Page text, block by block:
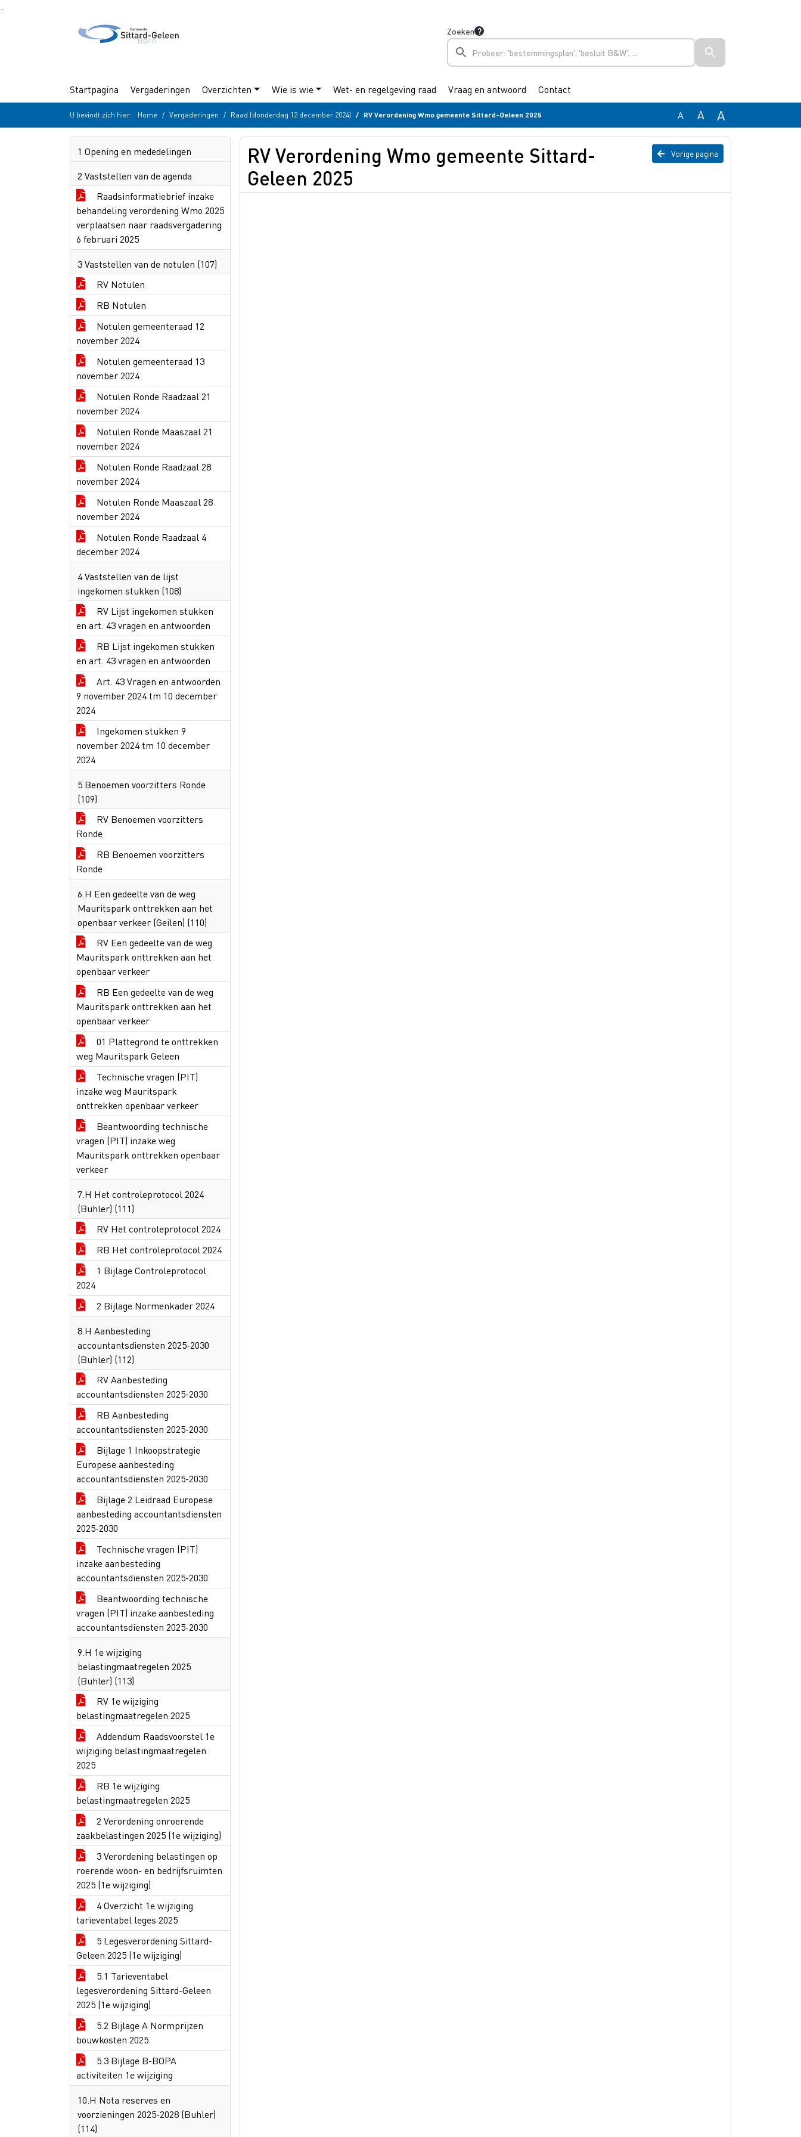
Zoeken
Startpagina Vergaderingen Overzichten Wie is wie Wet- en regelgeving raad Vraag en antwoord Contact
U bevindt zich hier: Home Vergaderingen Raad (donderdag 12 december 2024) RV Verordening Wmo gemeente Sittard-Geleen 2025 A A A
1 Opening en mededelingen
2 Vaststellen van de agenda
Raadsinformatiebrief inzake
behandeling verordening Wmo 2025
verplaatsen naar raadsvergadering
6 februari 2025
3 Vaststellen van de notulen (107)
RV Notulen
RB Notulen
Notulen gemeenteraad 12
november 2024
Notulen gemeenteraad 13
november 2024
Notulen Ronde Raadzaal 21
november 2024
Notulen Ronde Maaszaal 21
november 2024
Notulen Ronde Raadzaal 28
november 2024
Notulen Ronde Maaszaal 28
november 2024
Notulen Ronde Raadzaal 4
december 2024
4 Vaststellen van de lijst
ingekomen stukken (108)
RV Lijst ingekomen stukken
en art. 43 vragen en antwoorden
RB Lijst ingekomen stukken
en art. 43 vragen en antwoorden
Art. 43 Vragen en antwoorden
9 november 2024 tm 10 december
2024
Ingekomen stukken 9
november 2024 tm 10 december
2024
5 Benoemen voorzitters Ronde
(109)
RV Benoemen voorzitters
Ronde
RB Benoemen voorzitters
Ronde
6.H Een gedeelte van de weg
Mauritspark onttrekken aan het
openbaar verkeer (Geilen) (110)
RV Een gedeelte van de weg
Mauritspark onttrekken aan het
openbaar verkeer
RB Een gedeelte van de weg
Mauritspark onttrekken aan het
openbaar verkeer
01 Plattegrond te onttrekken
weg Mauritspark Geleen
Technische vragen (PIT)
inzake weg Mauritspark
onttrekken openbaar verkeer
Beantwoording technische
vragen (PIT) inzake weg
Mauritspark onttrekken openbaar
verkeer
7.H Het controleprotocol 2024
(Buhler) (111)
RV Het controleprotocol 2024
RB Het controleprotocol 2024
1 Bijlage Controleprotocol
2024
2 Bijlage Normenkader 2024
8.H Aanbesteding
accountantsdiensten 2025-2030
(Buhler) (112)
RV Aanbesteding
accountantsdiensten 2025-2030
RB Aanbesteding
accountantsdiensten 2025-2030
Bijlage 1 Inkoopstrategie
Europese aanbesteding
accountantsdiensten 2025-2030
Bijlage 2 Leidraad Europese
aanbesteding accountantsdiensten
2025-2030
Technische vragen (PIT)
inzake aanbesteding
accountantsdiensten 2025-2030
Beantwoording technische
vragen (PIT) inzake aanbesteding
accountantsdiensten 2025-2030
9.H 1e wijziging
belastingmaatregelen 2025
(Buhler) (113)
RV 1e wijziging
belastingmaatregelen 2025
Addendum Raadsvoorstel 1e
wijziging belastingmaatregelen
2025
RB 1e wijziging
belastingmaatregelen 2025
2 Verordening onroerende
zaakbelastingen 2025 (1e wijziging)
3 Verordening belastingen op
roerende woon- en bedrijfsruimten
2025 (1e wijziging)
4 Overzicht 1e wijziging
tarieventabel leges 2025
5 Legesverordening Sittard-
Geleen 2025 (1e wijziging)
5.1 Tarieventabel
legesverordening Sittard-Geleen
2025 (1e wijziging)
5.2 Bijlage A Normprijzen
bouwkosten 2025
5.3 Bijlage B-BOPA
activiteiten 1e wijziging
10.H Nota reserves en
voorzieningen 2025-2028 (Buhler)
(114)
Vorige pagina
RV Verordening Wmo gemeente Sittard-
Geleen 2025